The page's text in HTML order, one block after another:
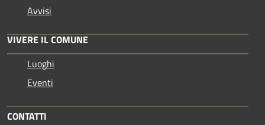
Avvisi
VIVERE IL COMUNE
Luoghi
Eventi
CONTATTI